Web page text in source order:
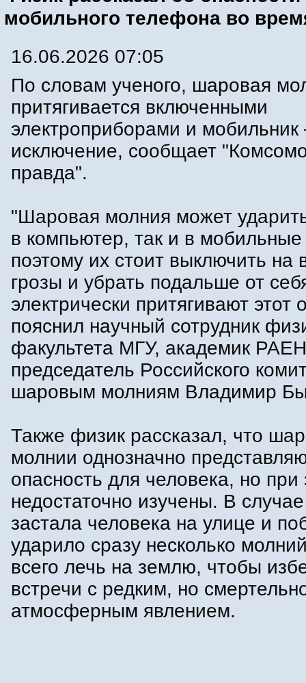
мобильного телефона во
16.06.2026 07:05
По словам ученого, шаровая
притягивается включенными
электроприборами и мобильник
исключение, сообщает
правда".
"Шаровая молния может
в компьютер, так и в
поэтому их стоит выключить на
грозы и убрать подальше от
электрически притягивают этот
пояснил научный сотрудник
факультета МГУ, академик
председатель Российского
шаровым молниям Владимир
Также физик рассказал, что
молнии однозначно
опасность для человека, но при
недостаточно изучены. В
застала человека на улице и
ударило сразу несколько
всего лечь на землю, чтобы
встречи с редким, но
атмосферным явлением.